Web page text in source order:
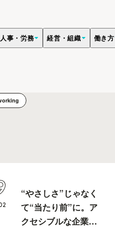
人事・労務 経営・組織 働き方
“やさしさ”じゃなく
て“当たり前”に。ア
クセシブルな企業・